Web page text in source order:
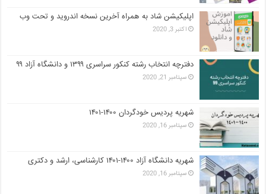
اپلیکیشن شاد به همراه آخرین نسخه اندروید و تحت وب
اکتبر 3, 2020
دفترچه انتخاب رشته کنکور سراسری ۱۳۹۹ و دانشگاه آزاد ۹۹
سپتامبر 21, 2020
شهریه پردیس خودگردان ۱۴۰۰-۱۴۰۱
سپتامبر 16, 2020
شهریه دانشگاه آزاد ۱۴۰۰-۱۴۰۱ کارشناسی، ارشد و دکتری
سپتامبر 16, 2020